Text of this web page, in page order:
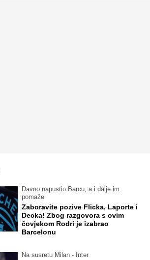
Davno napustio Barcu, a i dalje im
pomaže
Zaboravite pozive Flicka, Laporte i
Decka! Zbog razgovora s ovim
čovjekom Rodri je izabrao
Barcelonu
Na susretu Milan - Inter